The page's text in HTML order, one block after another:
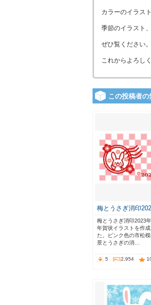
カラーのイラス
季節のイラスト
ぜひ覧ください。
これからよろし
この投稿者
梅とうさぎ消印
梅とうさぎ消印2023
年賀状イラストを作成
た。ピンク色の市松
景とうさぎの消…
5 2,954